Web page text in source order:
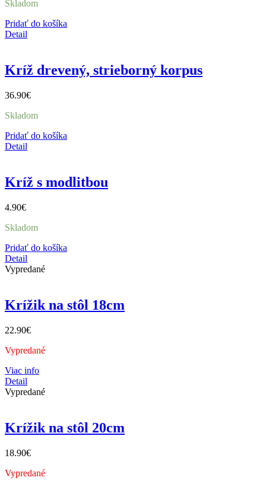
Skladom
Pridať do košíka
Detail
Kríž drevený, strieborný korpus
36.90€
Skladom
Pridať do košíka
Detail
Kríž s modlitbou
4.90€
Skladom
Pridať do košíka
Detail
Vypredané
Krížik na stôl 18cm
22.90€
Vypredané
Viac info
Detail
Vypredané
Krížik na stôl 20cm
18.90€
Vypredané